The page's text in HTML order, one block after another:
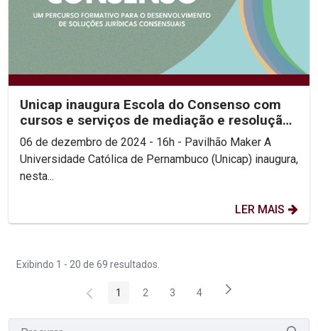
Unicap inaugura Escola do Consenso com
cursos e serviços de mediação e resolução
de conflitos...
06 de dezembro de 2024 - 16h - Pavilhão Maker A
Universidade Católica de Pernambuco (Unicap) inaugura,
nesta...
LER MAIS
Exibindo 1 - 20 de 69 resultados.
Página
1 Página
2 Página
3 Página
4